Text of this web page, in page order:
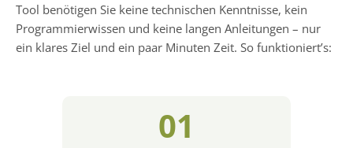
Tool benötigen Sie keine technischen Kenntnisse, kein
Programmierwissen und keine langen Anleitungen – nur
ein klares Ziel und ein paar Minuten Zeit. So funktioniert’s:
01